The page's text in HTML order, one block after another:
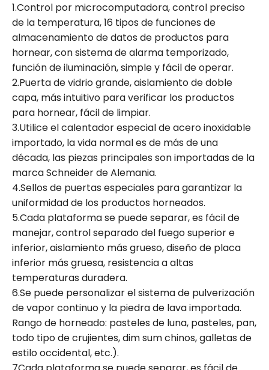
1.Control por microcomputadora, control preciso
de la temperatura, 16 tipos de funciones de
almacenamiento de datos de productos para
hornear, con sistema de alarma temporizado,
función de iluminación, simple y fácil de operar.
2.Puerta de vidrio grande, aislamiento de doble
capa, más intuitivo para verificar los productos
para hornear, fácil de limpiar.
3.Utilice el calentador especial de acero inoxidable
importado, la vida normal es de más de una
década, las piezas principales son importadas de la
marca Schneider de Alemania.
4.Sellos de puertas especiales para garantizar la
uniformidad de los productos horneados.
5.Cada plataforma se puede separar, es fácil de
manejar, control separado del fuego superior e
inferior, aislamiento más grueso, diseño de placa
inferior más gruesa, resistencia a altas
temperaturas duradera.
6.Se puede personalizar el sistema de pulverización
de vapor continuo y la piedra de lava importada.
Rango de horneado: pasteles de luna, pasteles, pan,
todo tipo de crujientes, dim sum chinos, galletas de
estilo occidental, etc.).